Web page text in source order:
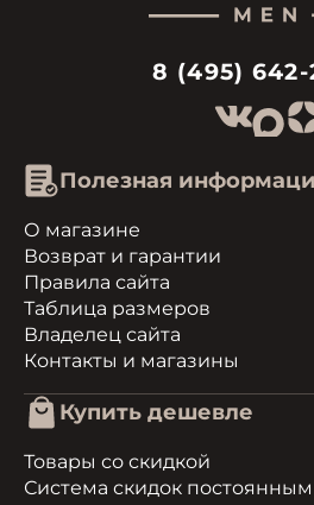
8 (495) 642-
Полезная
О магазине
Возврат и гарантии
Правила сайта
Таблица размеров
Владелец сайта
Контакты и магазины
Купить дешевле
Товары со скидкой
Система скидок